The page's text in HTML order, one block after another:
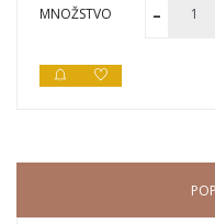
MNOŽSTVO